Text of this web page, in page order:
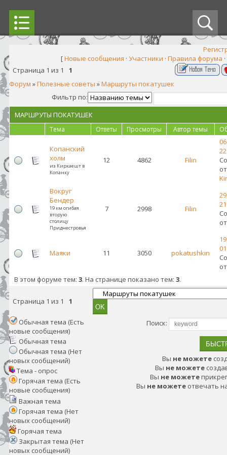
[Новые сообщения · Участники · Правила форума ·
Страница 1 из 1
1
Форум »Полезные советы »Маршруты покатушек
Фильтр по:
МАРШРУТЫ ПОКАТУШЕК
Тема Ответы Просмотры Автор темы
Копанский
холм
из Киркаешт в
Копанку
12 4862 Filin
Вокруг
Бендер
19 км огибая
вторую
столицу
Приднестровья
7 2998 Filin
Маяки 11 3050 pokatushkin
В этом форуме тем: 3. На странице показано тем: 3.
Страница 1 из 1 1
Обычная тема (Есть
новые сообщения)
Обычная тема
Обычная тема (Нет
новых сообщений)
Тема - опрос
Горячая тема (Есть
новые сообщения)
Важная тема
Горячая тема (Нет
новых сообщений)
Горячая тема
Закрытая тема (Нет
новых сообщений)
Поиск:
Вы не можете
Вы не можете
Вы не можете
Вы не можете отвечать